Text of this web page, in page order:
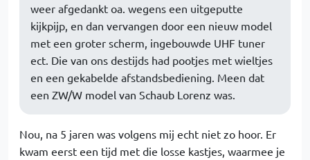
weer afgedankt oa. wegens een uitgeputte
kijkpijp, en dan vervangen door een nieuw model
met een groter scherm, ingebouwde UHF tuner
ect. Die van ons destijds had pootjes met wieltjes
en een gekabelde afstandsbediening. Meen dat
een ZW/W model van Schaub Lorenz was.
Nou, na 5 jaren was volgens mij echt niet zo hoor. Er
kwam eerst een tijd met die losse kastjes, waarmee je